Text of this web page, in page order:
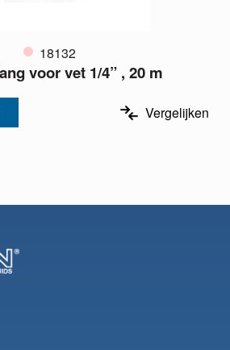
18132
voor vet 1/4” , 20 m
Vergelijken